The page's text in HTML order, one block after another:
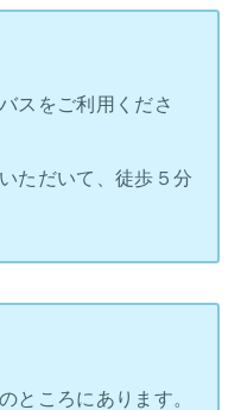
スをご利用くださ
ただいて、徒歩５分
ところにあります。